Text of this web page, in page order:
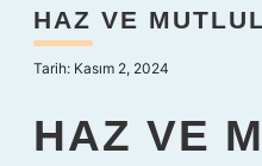
Yasal Uyarı
HAZ VE
Tarih: Kasım 2, 2024
HAZ VE